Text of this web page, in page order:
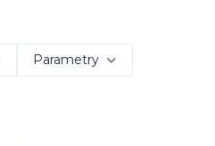
Parametry